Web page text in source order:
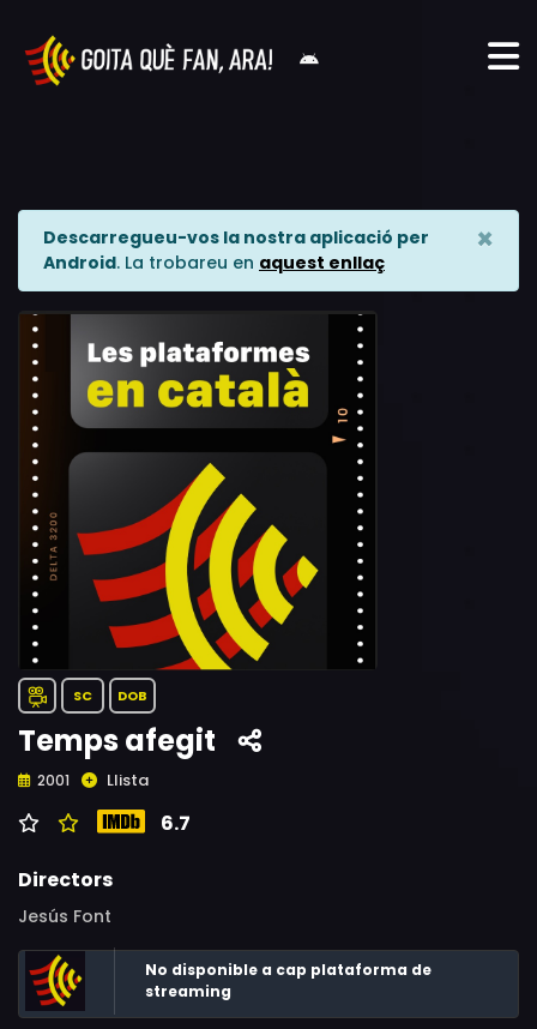
Descarregueu-vos la nostra aplicació per
Android. La trobareu en aquest enllaç
×
SC DOB
Temps afegit
2001 Llista
6.7
Directors
Jesús Font
No disponible a cap plataforma de
streaming